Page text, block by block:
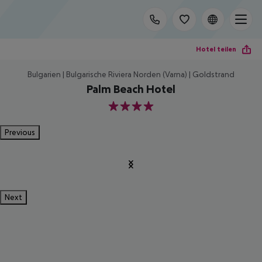
Hotel teilen
Bulgarien | Bulgarische Riviera Norden (Varna) | Goldstrand
Palm Beach Hotel
4
Previous
Next